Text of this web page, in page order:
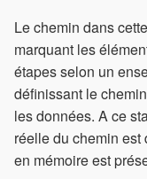
Le chemin dans
marquant les
étapes selon un
définissant le
les données. A ce
réelle du chemin
en mémoire est